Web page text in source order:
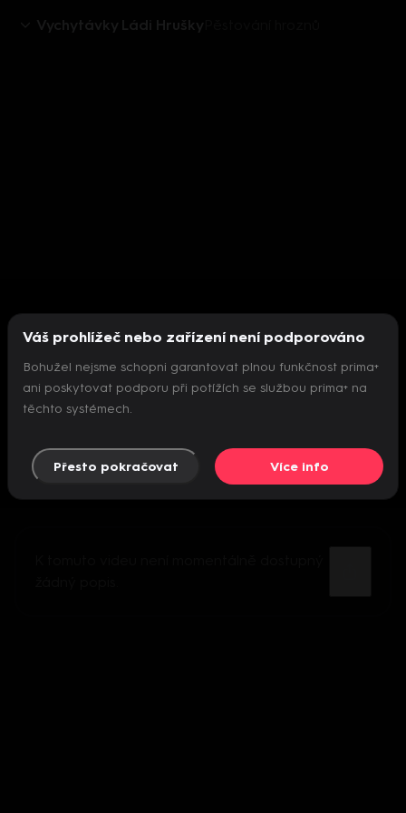
Vychytávky Ládi Hrušky
Nepodařilo se inicializovat přehrávač
Váš prohlížeč nebo zařízení není podporováno
Bohužel nejsme schopni garantovat plnou funkčnost prima+
ani poskytovat podporu při potížích se službou prima+ na
těchto systémech.
Přesto pokračovat Více info